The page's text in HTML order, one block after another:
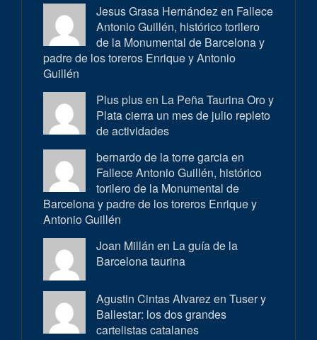
Jesus Grasa Hernández en Fallece
Antonio Guillén, histórico torilero
de la Monumental de Barcelona y
padre de los toreros Enrique y Antonio
Guillén
Plus plus en La Peña Taurina Oro y
Plata cierra un mes de julio repleto
de actividades
bernardo de la torre garcia en
Fallece Antonio Guillén, histórico
torilero de la Monumental de
Barcelona y padre de los toreros Enrique y
Antonio Guillén
Joan Millán en La guía de la
Barcelona taurina
Agustin Cintas Alvarez en Tuser y
Ballestar: los dos grandes
cartelistas catalanes